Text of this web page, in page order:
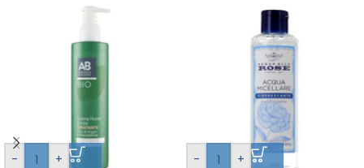
- + - +